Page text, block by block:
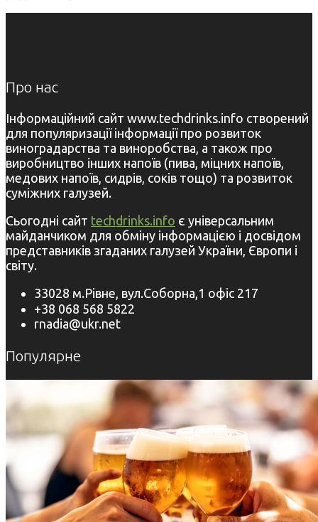
Про нас
Інформаційний сайт www.techdrinks.info створений
для популяризації інформації про розвиток
виноградарства та виноробства, а також про
виробництво інших напоїв (пива, міцних напоїв,
медових напоїв, сидрів, соків тощо) та розвиток
суміжних галузей.
Сьогодні сайт techdrinks.info є універсальним
майданчиком для обміну інформацією і досвідом
представників згаданих галузей України, Європи і
світу.
33028 м.Рівне, вул.Соборна,1 офіс 217
+38 068 568 5822
rnadia@ukr.net
Популярне